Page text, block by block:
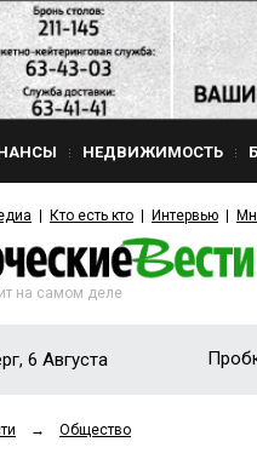
НЕДВИЖИМОСТЬ
Кто есть кто Интервью
на самом деле
6 Августа
→ Общество